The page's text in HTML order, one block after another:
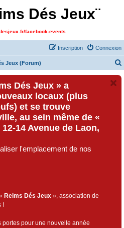
Dés Jeux¨
facebook-events
Connexion
Inscription
Jeux (Forum)
Dés Jeux » a
locaux (plus
et se trouve
au sein même de «
14 Avenue de Laon,
l'emplacement de nos
Reims Dés Jeux », association de
!
portes pour une nouvelle année